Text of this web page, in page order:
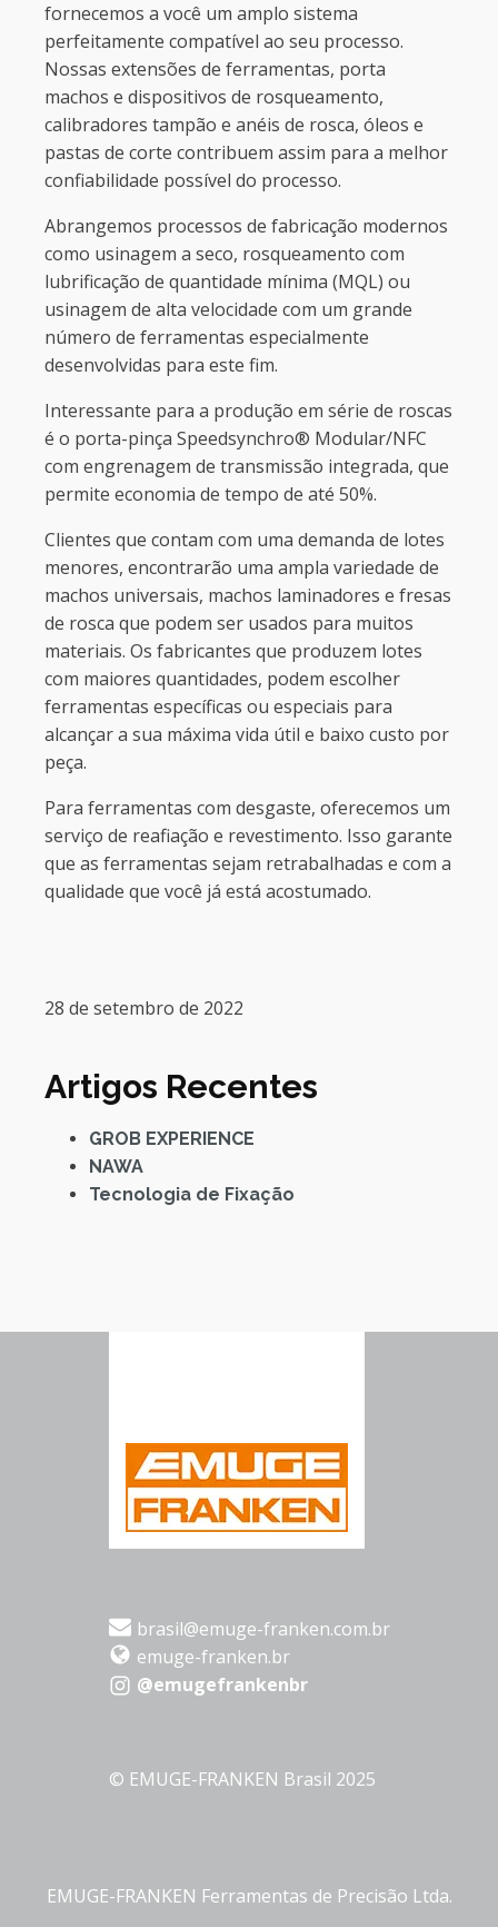
fornecemos a você um amplo sistema
perfeitamente compatível ao seu processo.
Nossas extensões de ferramentas, porta
machos e dispositivos de rosqueamento,
calibradores tampão e anéis de rosca, óleos e
pastas de corte contribuem assim para a melhor
confiabilidade possível do processo.
Abrangemos processos de fabricação modernos
como usinagem a seco, rosqueamento com
lubrificação de quantidade mínima (MQL) ou
usinagem de alta velocidade com um grande
número de ferramentas especialmente
desenvolvidas para este fim.
Interessante para a produção em série de roscas
é o porta-pinça Speedsynchro® Modular/NFC
com engrenagem de transmissão integrada, que
permite economia de tempo de até 50%.
Clientes que contam com uma demanda de lotes
menores, encontrarão uma ampla variedade de
machos universais, machos laminadores e fresas
de rosca que podem ser usados ​​para muitos
materiais. Os fabricantes que produzem lotes
com maiores quantidades, podem escolher
ferramentas específicas ou especiais para
alcançar a sua máxima vida útil e baixo custo por
peça.
Para ferramentas com desgaste, oferecemos um
serviço de reafiação e revestimento. Isso garante
que as ferramentas sejam retrabalhadas e com a
qualidade que você já está acostumado.
28 de setembro de 2022
Artigos Recentes
GROB EXPERIENCE
NAWA
Tecnologia de Fixação
brasil@emuge-franken.com.br
emuge-franken.br
@emugefrankenbr
© EMUGE-FRANKEN Brasil 2025
EMUGE-FRANKEN Ferramentas de Precisão Ltda.